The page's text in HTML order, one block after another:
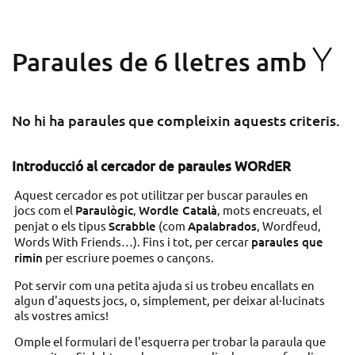
Paraules de 6 lletres amb Y
No hi ha paraules que compleixin aquests criteris.
Introducció al cercador de paraules WORdER
Aquest cercador es pot utilitzar per buscar paraules en
jocs com el Paraulògic, Wordle Català, mots encreuats, el
penjat o els tipus Scrabble (com Apalabrados, Wordfeud,
Words With Friends…). Fins i tot, per cercar paraules que
rimin per escriure poemes o cançons.
Pot servir com una petita ajuda si us trobeu encallats en
algun d'aquests jocs, o, simplement, per deixar al·lucinats
als vostres amics!
Omple el formulari de l'esquerra per trobar la paraula que